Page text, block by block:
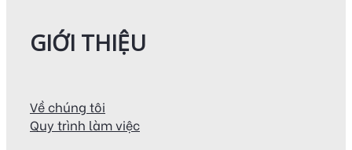
GIỚI THIỆU
Về chúng tôi
Quy trình làm việc